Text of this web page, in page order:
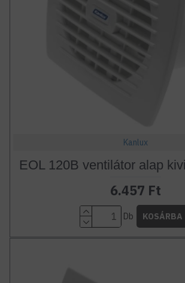
Kanlux
EOL 120B ventilátor alap
6.457 Ft
Db KOSÁRBA